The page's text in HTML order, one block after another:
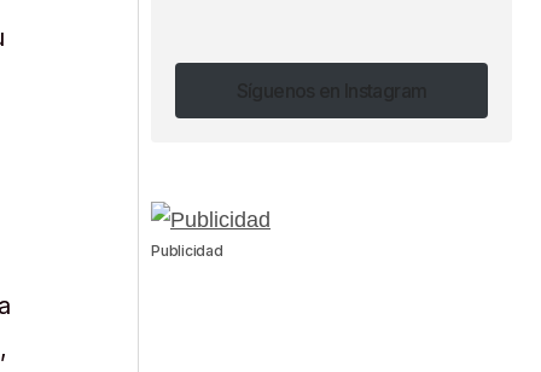
Síguenos en Instagram
Síguenos en Instagram
Publicidad